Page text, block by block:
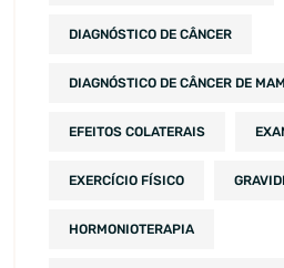
DIAGNÓSTICO DE CÂNCER
DIAGNÓSTICO DE CÂNCER DE
EFEITOS COLATERAIS
EXERCÍCIO FÍSICO
HORMONIOTERAPIA